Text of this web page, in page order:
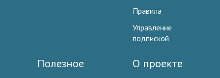
Правила
Управление
подпиской
Полезное О проекте